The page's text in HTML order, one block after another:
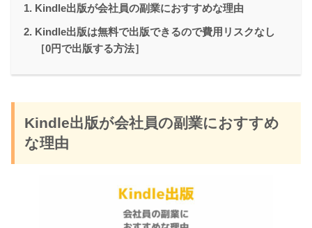
Kindle出版が会社員の副業におすすめな理由
Kindle出版は無料で出版できるので費用リスクなし
［0円で出版する方法］
Kindle出版が会社員の副業におすすめ
な理由